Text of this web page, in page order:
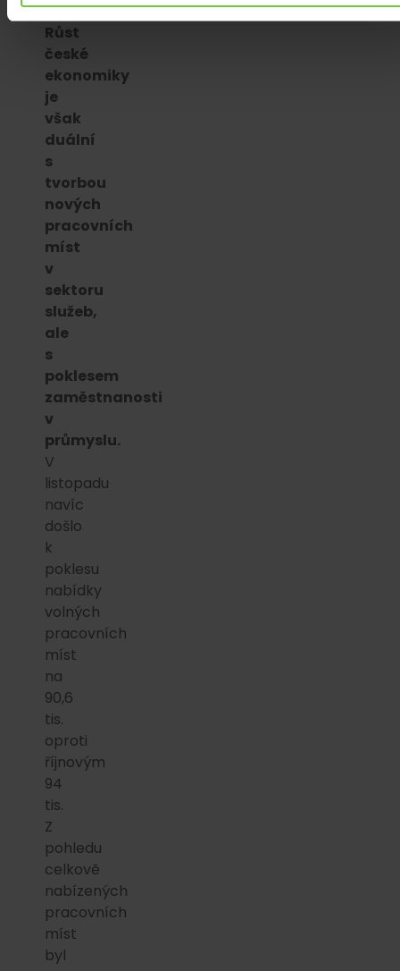
roce.
Růst
české
ekonomiky
je
však
duální
s
tvorbou
nových
pracovních
míst
v
sektoru
služeb,
ale
s
poklesem
zaměstnanosti
v
průmyslu.
V
listopadu
navíc
došlo
k
poklesu
nabídky
volných
pracovních
míst
na
90,6
tis.
oproti
říjnovým
94
tis.
Z
pohledu
celkově
nabízených
pracovních
míst
byl